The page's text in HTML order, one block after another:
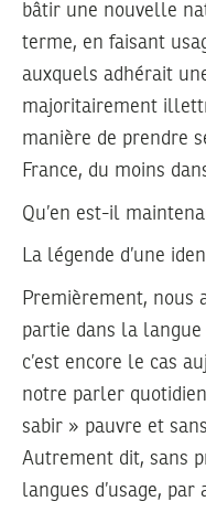
bâtir une nouvelle
terme, en faisant
auxquels adhérait
majoritairement
manière de prendre
France, du moins
Qu’en est-il
La légende d’une
Premièrement, nous
partie dans la langue
c’est encore le cas
notre parler
sabir » pauvre et
Autrement dit, sans
langues d’usage,